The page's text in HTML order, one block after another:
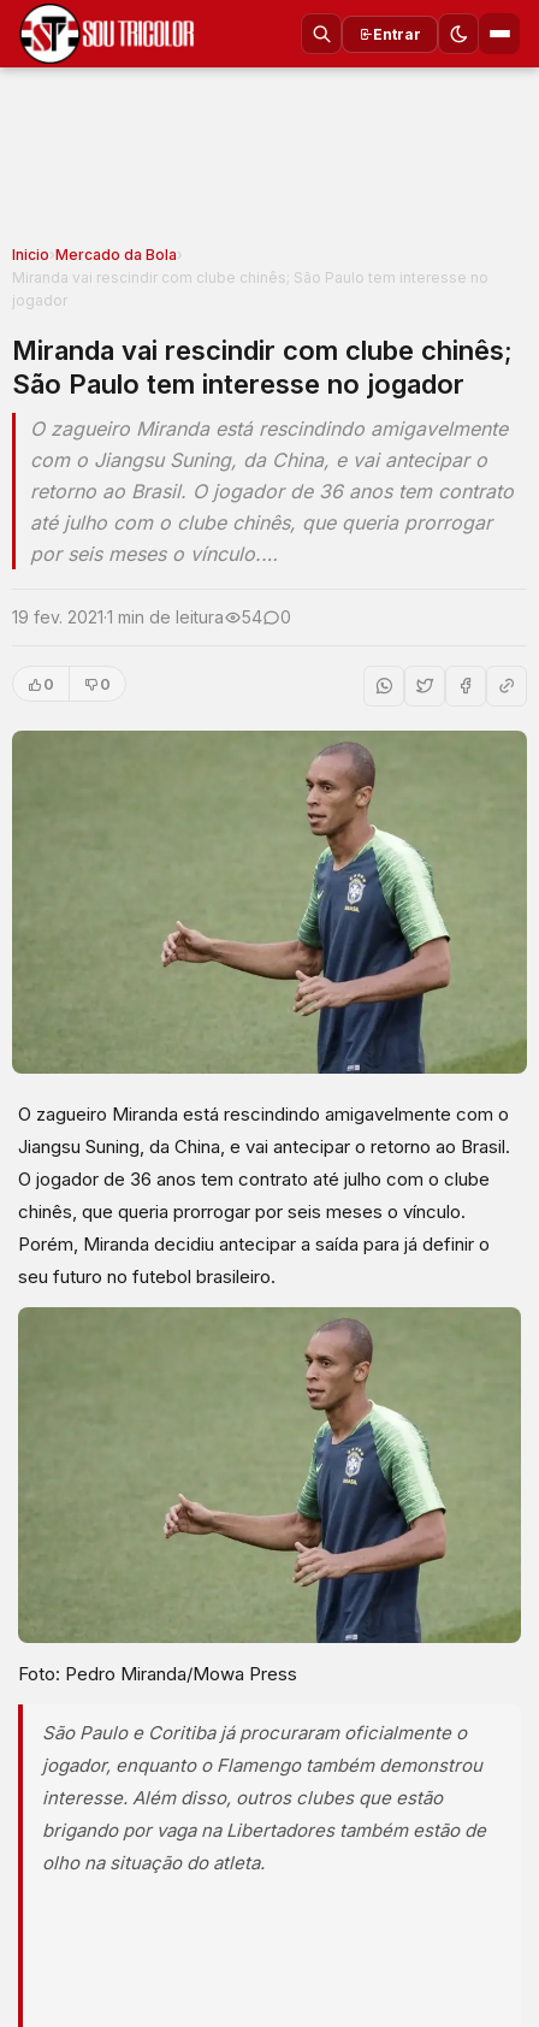
Entrar
Inicio›Mercado da Bola›
Miranda vai rescindir com clube chinês; São Paulo tem interesse no
jogador
Miranda vai rescindir com clube chinês;
São Paulo tem interesse no jogador
O zagueiro Miranda está rescindindo amigavelmente
com o Jiangsu Suning, da China, e vai antecipar o
retorno ao Brasil. O jogador de 36 anos tem contrato
até julho com o clube chinês, que queria prorrogar
por seis meses o vínculo.…
19 fev. 2021·1 min de leitura 54 0
0 0
O zagueiro Miranda está rescindindo amigavelmente com o
Jiangsu Suning, da China, e vai antecipar o retorno ao Brasil.
O jogador de 36 anos tem contrato até julho com o clube
chinês, que queria prorrogar por seis meses o vínculo.
Porém, Miranda decidiu antecipar a saída para já definir o
seu futuro no futebol brasileiro.
Foto: Pedro Miranda/Mowa Press
São Paulo e Coritiba já procuraram oficialmente o
jogador, enquanto o Flamengo também demonstrou
interesse. Além disso, outros clubes que estão
brigando por vaga na Libertadores também estão de
olho na situação do atleta.